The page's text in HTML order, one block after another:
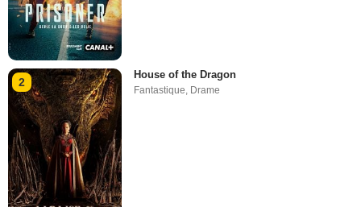
2
House of the Dragon
Fantastique, Drame